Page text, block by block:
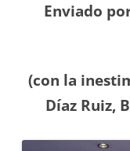
Enviado
(con la
Díaz Ruiz,